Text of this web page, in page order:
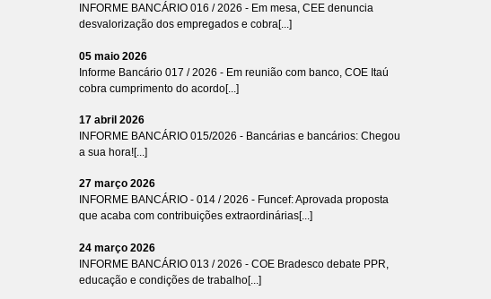
INFORME BANCÁRIO 016 / 2026 - Em mesa, CEE denuncia
desvalorização dos empregados e cobra[...]
05 maio 2026
Informe Bancário 017 / 2026 - Em reunião com banco, COE Itaú
cobra cumprimento do acordo[...]
17 abril 2026
INFORME BANCÁRIO 015/2026 - Bancárias e bancários: Chegou
a sua hora![...]
27 março 2026
INFORME BANCÁRIO - 014 / 2026 - Funcef: Aprovada proposta
que acaba com contribuições extraordinárias[...]
24 março 2026
INFORME BANCÁRIO 013 / 2026 - COE Bradesco debate PPR,
educação e condições de trabalho[...]